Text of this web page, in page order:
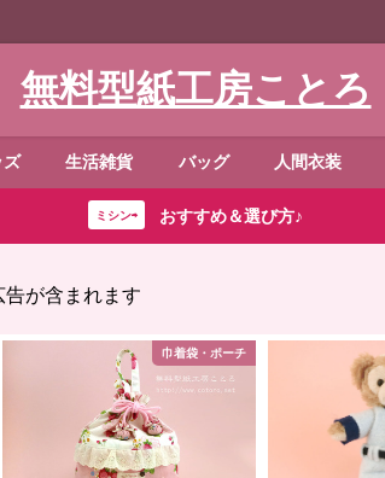
無料型紙工房ことろ
ズ 生活雑貨 バッグ 人間衣装
ミシン⇨ おすすめ＆選び方♪
告が含まれます
巾着袋・ポーチ